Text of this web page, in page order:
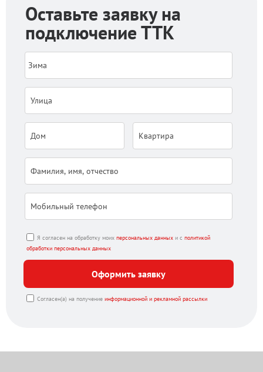
Оставьте заявку на
подключение ТТК
Я согласен на обработку моих персональных данных и с политикой
обработки персональных данных
Оформить заявку
Согласен(а) на получение информационной и рекламной рассылки